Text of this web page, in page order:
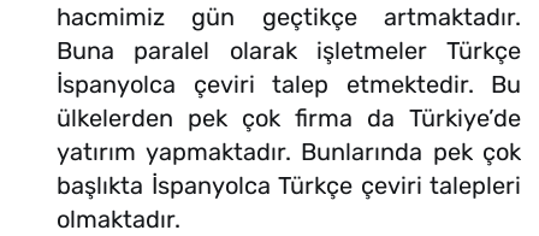
hacmimiz gün geçtikçe artmaktadır.
Buna paralel olarak işletmeler Türkçe
İspanyolca çeviri talep etmektedir. Bu
ülkelerden pek çok firma da Türkiye’de
yatırım yapmaktadır. Bunlarında pek çok
başlıkta İspanyolca Türkçe çeviri talepleri
olmaktadır.